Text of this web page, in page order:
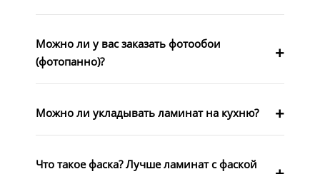
Можно ли у вас заказать фотообои
(фотопанно)?
Можно ли укладывать ламинат на кухню?
Что такое фаска? Лучше ламинат с фаской